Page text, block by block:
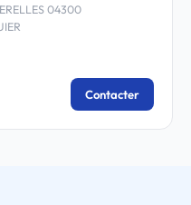
04300
Contacter